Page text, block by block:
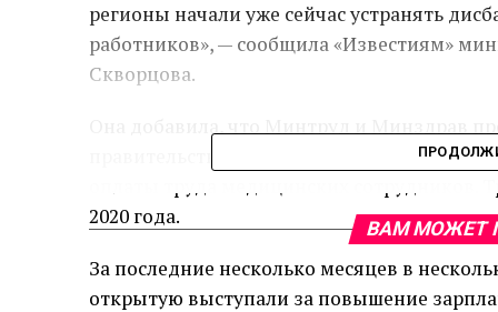
регионы начали уже сейчас устранять
работников», — сообщила «Известиям»
Скворцова.
правительство РФ полномочиями
2020 года.
За последние несколько месяцев в
открытую выступали за повышение
ВАМ МОЖЕТ